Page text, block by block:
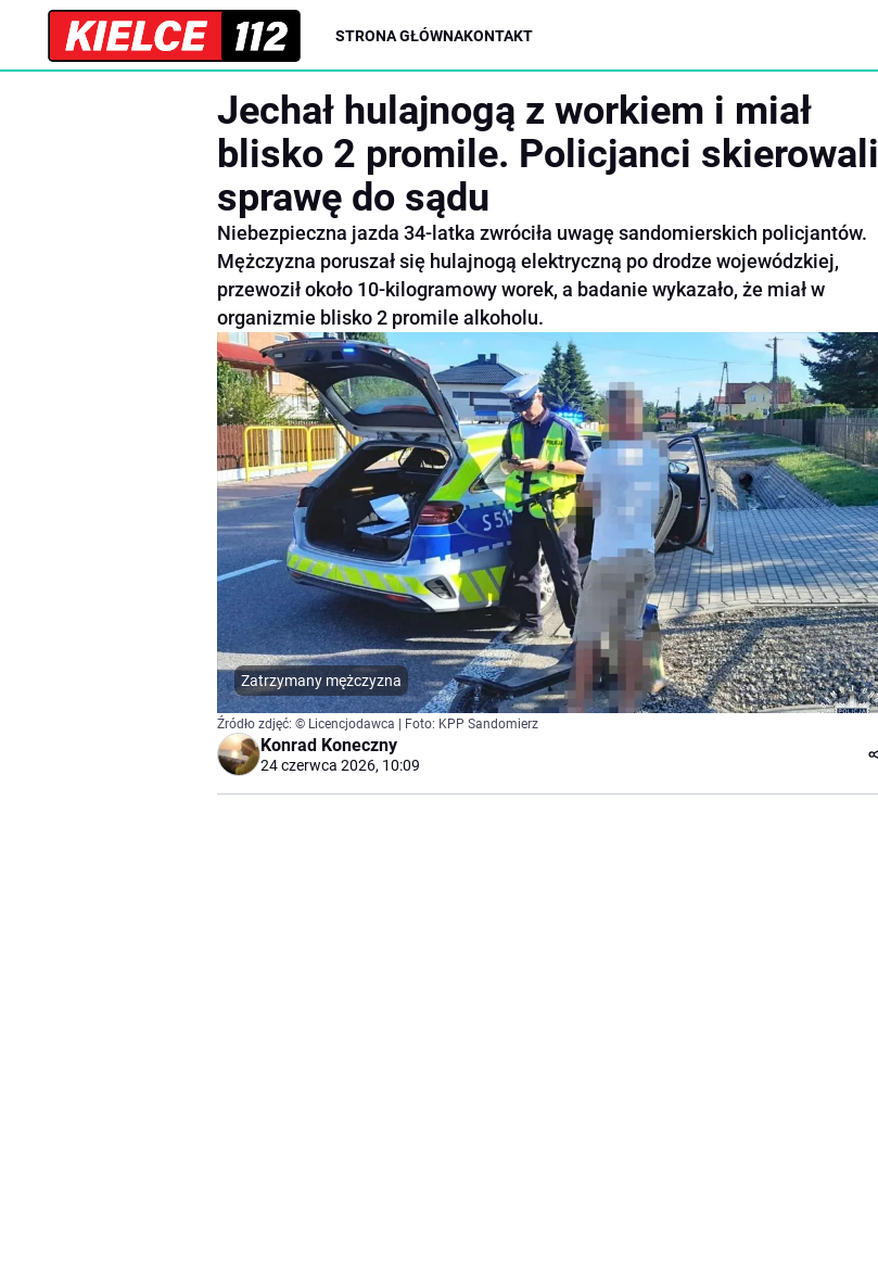
STRONA GŁÓWNAKONTAKT
Jechał hulajnogą z workiem i miał
blisko 2 promile. Policjanci skierowali
sprawę do sądu
Niebezpieczna jazda 34-latka zwróciła uwagę sandomierskich policjantów.
Mężczyzna poruszał się hulajnogą elektryczną po drodze wojewódzkiej,
przewoził około 10-kilogramowy worek, a badanie wykazało, że miał w
organizmie blisko 2 promile alkoholu.
Zatrzymany mężczyzna
Źródło zdjęć: © Licencjodawca | Foto: KPP Sandomierz
Konrad Koneczny
24 czerwca 2026, 10:09